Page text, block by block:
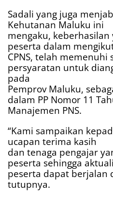
Sadali yang juga
Kehutanan Maluku ini
mengaku,
peserta dalam
CPNS, telah memenuhi
persyaratan untuk
pada
Pemprov Maluku,
dalam PP Nomor 11
Manajemen PNS.
“Kami sampaikan
ucapan terima kasih
dan tenaga pengajar
peserta sehingga
peserta dapat berjalan
tutupnya.